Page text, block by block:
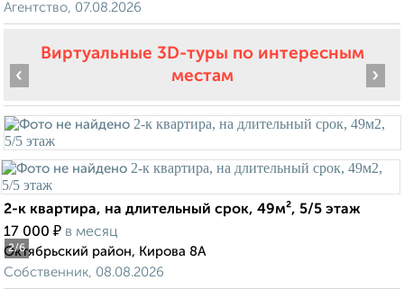
Агентство, 07.08.2026
Виртуальные 3D-туры по интересным
местам
2/6
‹ ›
2-к квартира, на длительный срок, 49м², 5/5 этаж
17 000 ₽ в месяц
Октябрьский район, Кирова 8А
Собственник, 08.08.2026